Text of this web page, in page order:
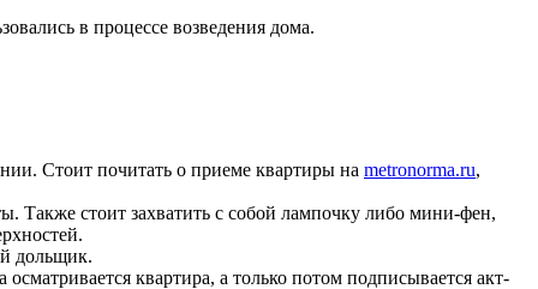
в процессе возведения дома.
Стоит почитать о приеме квартиры на metronorma.ru,
Также стоит захватить с собой лампочку либо мини-фен,
дольщик.
квартира, а только потом подписывается акт-